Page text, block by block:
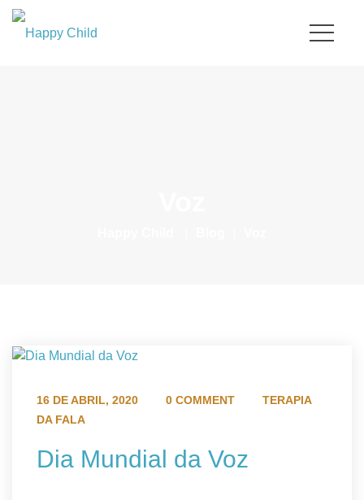
16 DE ABRIL, 2020 0 COMMENT
TERAPIA
DA FALA
Dia Mundial da Voz